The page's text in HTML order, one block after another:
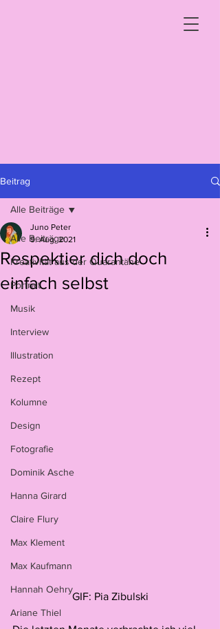
Beitrag
Alle Beiträge
Kreativität aus der Quarantäne
Portrait
Musik
Interview
Illustration
Rezept
Kolumne
Design
Fotografie
Dominik Asche
Hanna Girard
Claire Flury
Max Klement
Max Kaufmann
Hannah Oehry
Ariane Thiel
Alle Beiträge
Respektier dich doch
einfach selbst
Juno Peter
9. Aug. 2021
GIF: Pia Zibulski